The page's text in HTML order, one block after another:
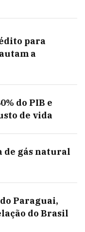
para
a
do PIB e
de vida
de gás natural
Paraguai,
do Brasil